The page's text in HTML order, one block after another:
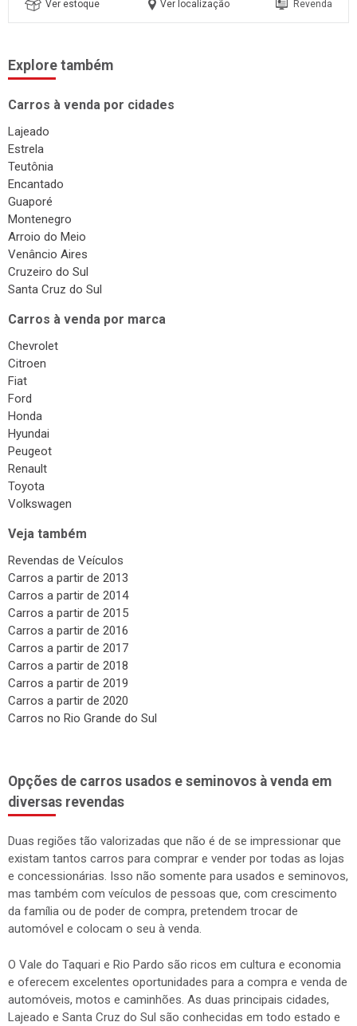
Ver estoque Ver localização Revenda
Explore também
Carros à venda por cidades
Lajeado
Estrela
Teutônia
Encantado
Guaporé
Montenegro
Arroio do Meio
Venâncio Aires
Cruzeiro do Sul
Santa Cruz do Sul
Carros à venda por marca
Chevrolet
Citroen
Fiat
Ford
Honda
Hyundai
Peugeot
Renault
Toyota
Volkswagen
Veja também
Revendas de Veículos
Carros a partir de 2013
Carros a partir de 2014
Carros a partir de 2015
Carros a partir de 2016
Carros a partir de 2017
Carros a partir de 2018
Carros a partir de 2019
Carros a partir de 2020
Carros no Rio Grande do Sul
Opções de carros usados e seminovos à venda em
diversas revendas
Duas regiões tão valorizadas que não é de se impressionar que
existam tantos carros para comprar e vender por todas as lojas
e concessionárias. Isso não somente para usados e seminovos,
mas também com veículos de pessoas que, com crescimento
da família ou de poder de compra, pretendem trocar de
automóvel e colocam o seu à venda.
O Vale do Taquari e Rio Pardo são ricos em cultura e economia
e oferecem excelentes oportunidades para a compra e venda de
automóveis, motos e caminhões. As duas principais cidades,
Lajeado e Santa Cruz do Sul são conhecidas em todo estado e